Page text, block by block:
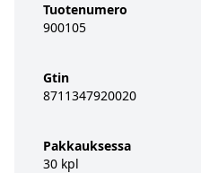
Tuotenumero
900105
Gtin
8711347920020
Pakkauksessa
30 kpl